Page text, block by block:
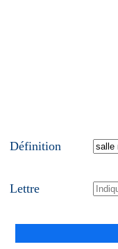
Définition
Lettre